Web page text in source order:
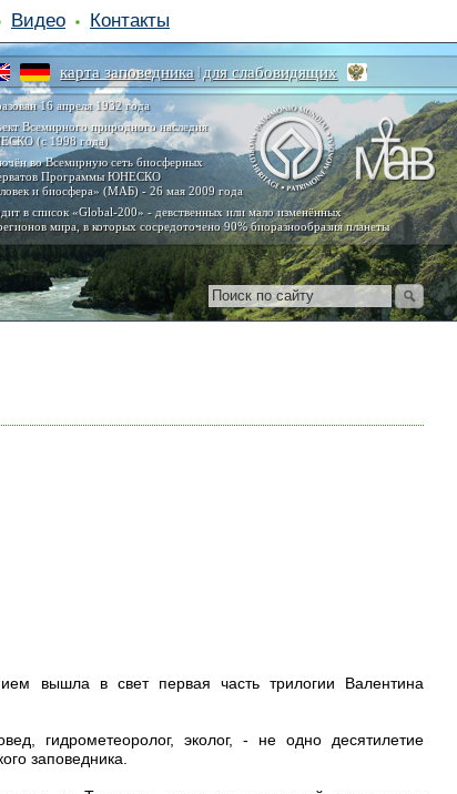
карта заповедника | для слабовидящих
16 апреля 1932 года
Всемирного природного наследия
(с 1998 года)
во Всемирную сеть биосферных
Программы ЮНЕСКО
и биосфера» (МАБ) - 26 мая 2009 года
в список «Global-200» - девственных или мало изменённых
мира, в которых сосредоточено 90% биоразнообразия планеты
Видео Контакты
вышла в свет первая часть трилогии Валентина
гидрометеоролог, эколог, - не одно десятилетие
заповедника.